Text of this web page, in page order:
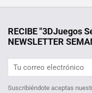
28 autoras para
RECIBE "3DJuegos
NEWSLETTER
Suscribiéndote aceptas